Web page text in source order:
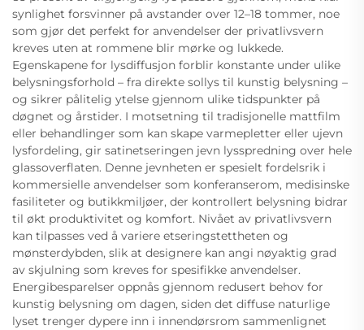
synlighet forsvinner på avstander over 12–18 tommer, noe
som gjør det perfekt for anvendelser der privatlivsvern
kreves uten at rommene blir mørke og lukkede.
Egenskapene for lysdiffusjon forblir konstante under ulike
belysningsforhold – fra direkte sollys til kunstig belysning –
og sikrer pålitelig ytelse gjennom ulike tidspunkter på
døgnet og årstider. I motsetning til tradisjonelle mattfilm
eller behandlinger som kan skape varmepletter eller ujevn
lysfordeling, gir satinetseringen jevn lysspredning over hele
glassoverflaten. Denne jevnheten er spesielt fordelsrik i
kommersielle anvendelser som konferanserom, medisinske
fasiliteter og butikkmiljøer, der kontrollert belysning bidrar
til økt produktivitet og komfort. Nivået av privatlivsvern
kan tilpasses ved å variere etseringstettheten og
mønsterdybden, slik at designere kan angi nøyaktig grad
av skjulning som kreves for spesifikke anvendelser.
Energibesparelser oppnås gjennom redusert behov for
kunstig belysning om dagen, siden det diffuse naturlige
lyset trenger dypere inn i innendørsrom sammenlignet